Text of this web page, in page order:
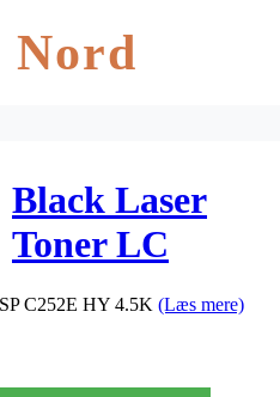
Nord
Black Laser
Toner LC
(407531)
C252E HY 4.5K (Læs mere)